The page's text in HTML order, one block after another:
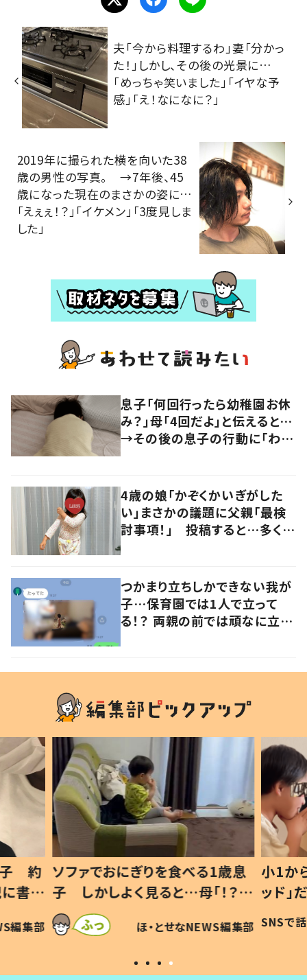
夫「今から料理するわ」妻「分かっ
た！」しかし、その後の光景に…
「めっちゃ笑いました」「イヤな予
感」「え！なになに？」
2019年に撮られた横を向いた38
歳の男性の写真。 →7年後、45
歳になった現在のまさかの姿に…
「えぇぇ！？」「イケメン」「3度見しま
した」
息子「何回行ったら幼稚園お休
み？」母「4回だよ」と伝えると…
→その後の息子の行動に「わか
4歳の娘「かぞくかいぎがした
い」まさかの議題に父親「最検
討事項！」 投稿すると…多くの
つかまり立ちしかできない我が
子…保育園では1人で立って
る！？ 両親の前では頑なに立た
歳息
？」
編集部
小1から不登校、息子は「ギフテ
ッド」だった 父が“ウチ給食”を
作り続ける理由とは #令和の親
#令和の子
SNSで話題 ほ・とせなNEWS編集部
ひ孫
が、抱
「涙
い」